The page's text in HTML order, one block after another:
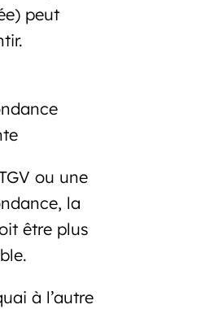
peut
ou une
la
être plus
à l’autre